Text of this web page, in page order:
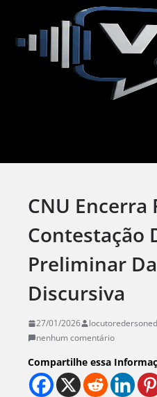
CNU Encerra
Contestação
Preliminar
Discursiva
27/01/2026
nenhum comentário
Compartilhe essa